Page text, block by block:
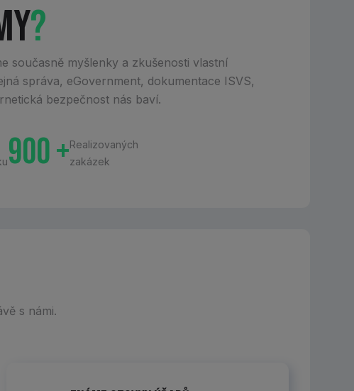
?
současně myšlenky a zkušenosti vlastní
správa, eGovernment, dokumentace ISVS,
bezpečnost nás baví.
900+Realizovaných
zakázek
s námi.